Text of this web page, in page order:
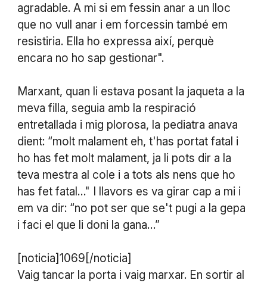
agradable. A mi si em fessin anar a un lloc
que no vull anar i em forcessin també em
resistiria. Ella ho expressa així, perquè
encara no ho sap gestionar".
Marxant, quan li estava posant la jaqueta a la
meva filla, seguia amb la respiració
entretallada i mig plorosa, la pediatra anava
dient: “molt malament eh, t'has portat fatal i
ho has fet molt malament, ja li pots dir a la
teva mestra al cole i a tots als nens que ho
has fet fatal…" I llavors es va girar cap a mi i
em va dir: “no pot ser que se't pugi a la gepa
i faci el que li doni la gana…”
[noticia]1069[/noticia]
Vaig tancar la porta i vaig marxar. En sortir al